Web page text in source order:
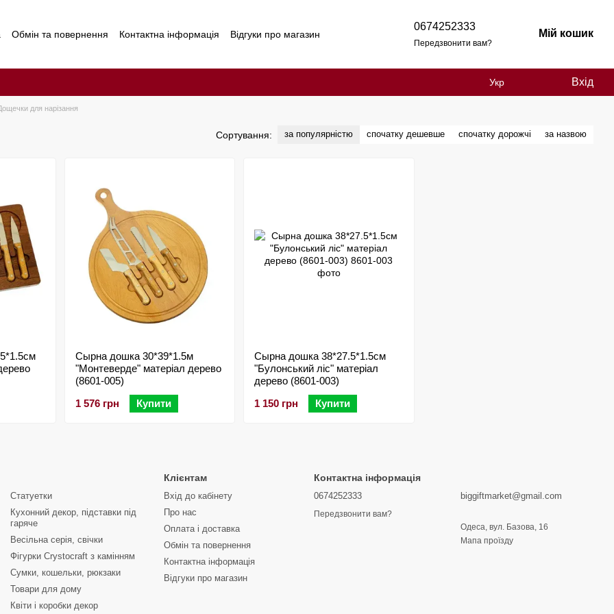
Обмін та повернення Контактна інформація Відгуки про магазин
0674252333
Передзвонити вам?
Мій кошик
Укр Вхід
для нарізання
Сортування: за популярністю спочатку дешевше спочатку дорожчі за назвою
Сырна дошка 30*39*1.5м
"Монтеверде" матеріал дерево
(8601-005)
1 576 грн
Купити
Сырна дошка 38*27.5*1.5см
"Булонський ліс" матеріал
дерево (8601-003)
1 150 грн
Купити
Статуетки
Кухонний декор, підставки під
гаряче
Весільна серія, свічки
Фігурки Crystocraft з камінням
Сумки, кошельки, рюкзаки
Товари для дому
Квіти і коробки декор
Клієнтам
Вхід до кабінету
Про нас
Оплата і доставка
Обмін та повернення
Контактна інформація
Відгуки про магазин
Контактна інформація
0674252333
Передзвонити вам?
biggiftmarket@gmail.com
Одеса, вул. Базова, 16
Мапа проїзду